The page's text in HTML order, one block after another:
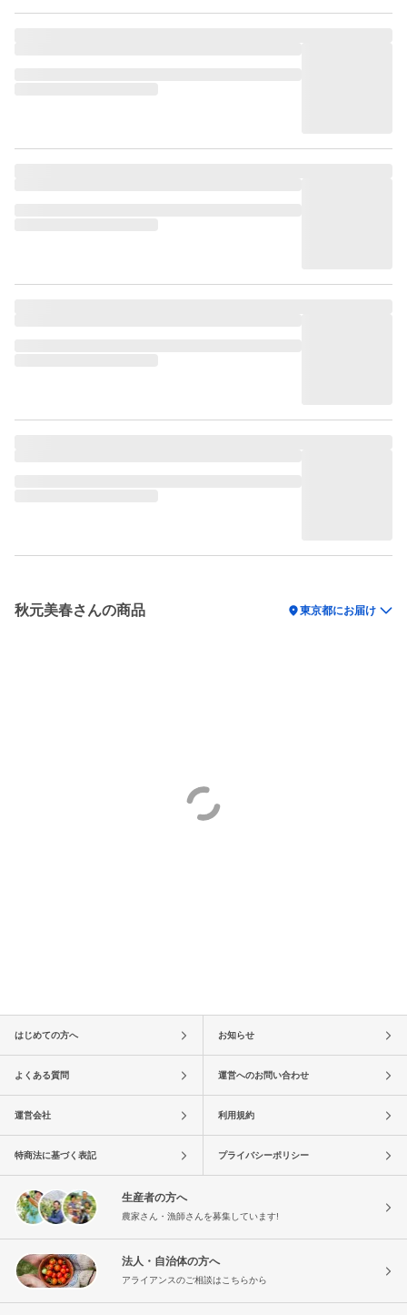
秋元美春さんの商品 location_on東京都にお届け
はじめての方へ お知らせ
よくある質問 運営へのお問い合わせ
運営会社 利用規約
特商法に基づく表記 プライバシーポリシー
生産者の方へ
農家さん・漁師さんを募集しています!
法人・自治体の方へ
アライアンスのご相談はこちらから